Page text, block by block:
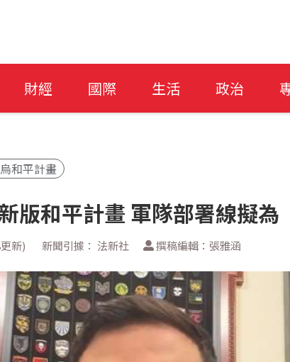
財經 國際 生活 政治
和平計畫
版和平計畫 軍隊部署線擬為
新) 新聞引據： 法新社 撰稿編輯：張雅涵